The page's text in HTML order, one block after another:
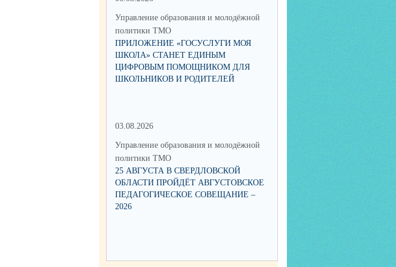
Управление образования и молодёжной
политики ТМО
ПРИЛОЖЕНИЕ «ГОСУСЛУГИ МОЯ
ШКОЛА» СТАНЕТ ЕДИНЫМ
ЦИФРОВЫМ ПОМОЩНИКОМ ДЛЯ
ШКОЛЬНИКОВ И РОДИТЕЛЕЙ
03.08.2026
Управление образования и молодёжной
политики ТМО
25 АВГУСТА В СВЕРДЛОВСКОЙ
ОБЛАСТИ ПРОЙДЁТ АВГУСТОВСКОЕ
ПЕДАГОГИЧЕСКОЕ СОВЕЩАНИЕ –
2026